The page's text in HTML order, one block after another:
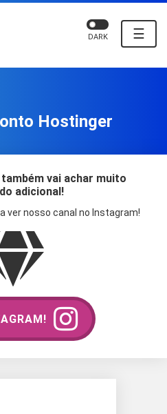
☰
DARK
Hostinger
vai achar muito
adicional!
ver nosso canal no Instagram!